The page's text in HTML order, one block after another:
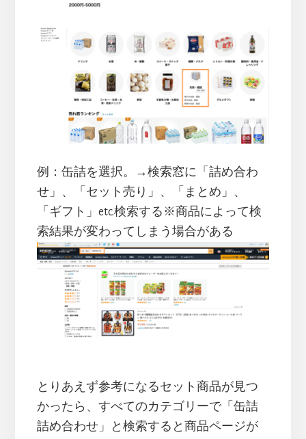
例：缶詰を選択。→検索窓に「詰め合わ
せ」、「セット売り」、「まとめ」、
「ギフト」etc.検索する※商品によって検
索結果が変わってしまう場合がある
とりあえず参考になるセット商品が見つ
かったら、すべてのカテゴリーで「缶詰
詰め合わせ」と検索すると商品ページが